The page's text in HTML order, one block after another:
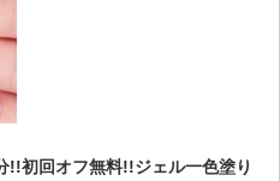
!!初回オフ無料!!ジェル一色塗り